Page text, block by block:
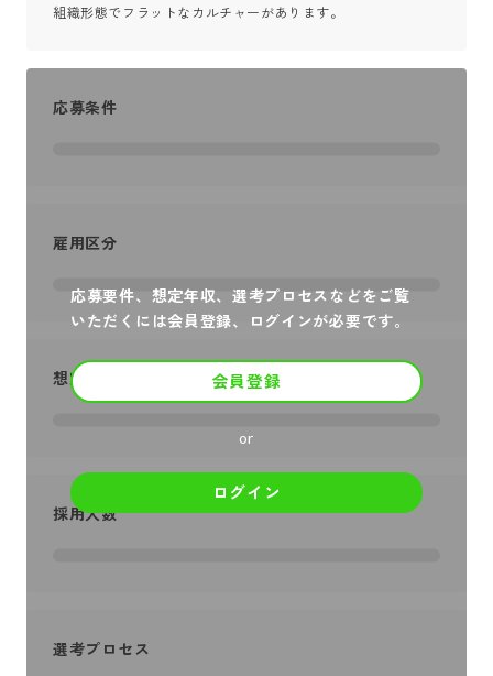
組織形態でフラットなカルチャーがあります。
応募要件、想定年収、選考プロセスなどをご覧
いただくには会員登録、ログインが必要です。
会員登録
or
ログイン
応募条件
雇用区分
想定年収
採用人数
選考プロセス